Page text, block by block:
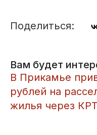
Поделиться:
Вам будет
В Прикамье
рублей на
жилья через КРТ